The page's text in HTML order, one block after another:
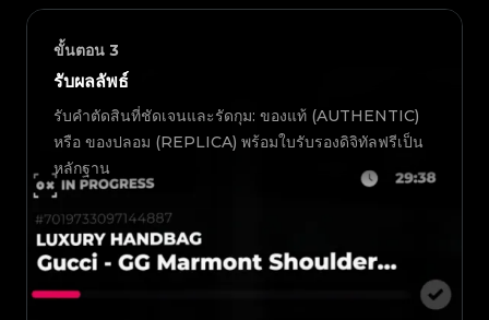
ขั้นตอน 3
รับผลลัพธ์
รับคำตัดสินที่ชัดเจนและรัดกุม: ของแท้ (AUTHENTIC)
หรือ ของปลอม (REPLICA) พร้อมใบรับรองดิจิทัลฟรีเป็น
หลักฐาน